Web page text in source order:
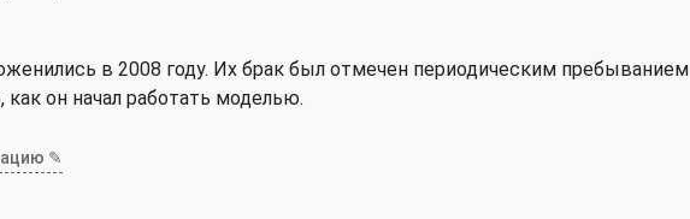
в 2008 году. Их брак был отмечен периодическим пребыванием
он начал работать моделью.
✎